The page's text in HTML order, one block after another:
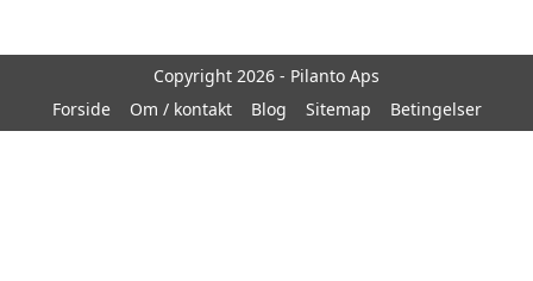
Copyright 2026 - Pilanto Aps
Forside
Om / kontakt Blog Sitemap Betingelser